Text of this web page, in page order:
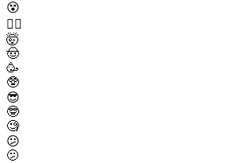
😵
😵‍💫
🤯
🤠
🥳
🥸
😎
🤓
🧐
😕
🫤